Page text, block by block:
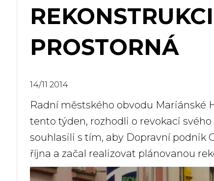
PROSTORNÁ
14/11 2014
Radní městského obvodu Mariánské
tento týden, rozhodli o revokaci
souhlasili s tím, aby Dopravní podnik
října a začal realizovat plánovanou